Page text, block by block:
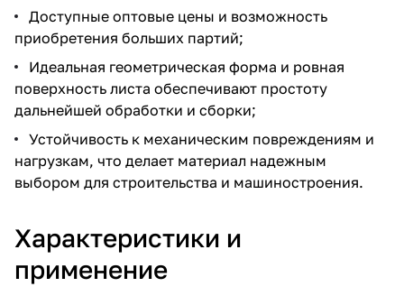
Доступные оптовые цены и возможность
приобретения больших партий;
Идеальная геометрическая форма и ровная
поверхность листа обеспечивают простоту
дальнейшей обработки и сборки;
Устойчивость к механическим повреждениям и
нагрузкам, что делает материал надежным
выбором для строительства и машиностроения.
Характеристики и
применение